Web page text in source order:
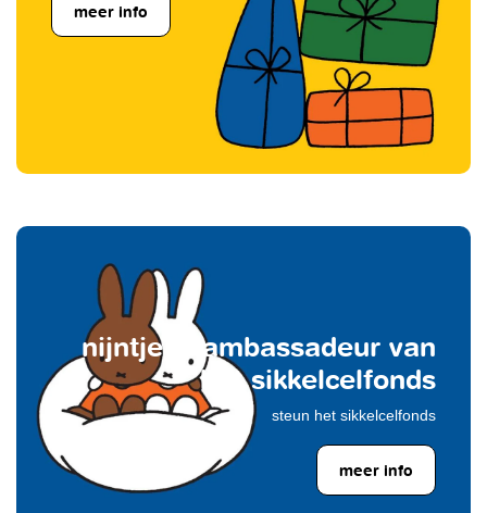
meer info
nijntje is ambassadeur van
het sikkelcelfonds
steun het sikkelcelfonds
meer info